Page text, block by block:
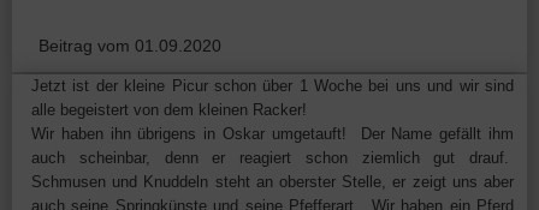
Beitrag vom 01.09.2020
Jetzt ist der kleine Picur schon über 1 Woche bei uns und wir sind
alle begeistert von dem kleinen Racker!
Wir haben ihn übrigens in Oskar umgetauft! Der Name gefällt ihm
auch scheinbar, denn er reagiert schon ziemlich gut drauf.
Schmusen und Knuddeln steht an oberster Stelle, er zeigt uns aber
auch seine Springkünste und seine Pfefferart. Wir haben ein Pferd